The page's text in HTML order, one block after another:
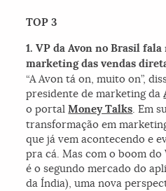
TOP 3
1. VP da Avon no Brasil
marketing das vendas
“A Avon tá on, muito on”,
presidente de marketing da
o portalMoney Talks. Em
transformação em
que já vem acontecendo e
pra cá. Mas com o boom
é o segundo mercado do
da Índia), uma nova